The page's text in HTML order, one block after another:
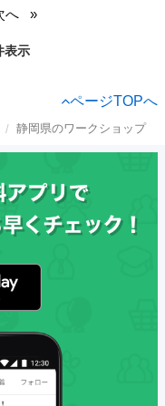
へ
表示
ページTOPへ
静岡県のワークショップ